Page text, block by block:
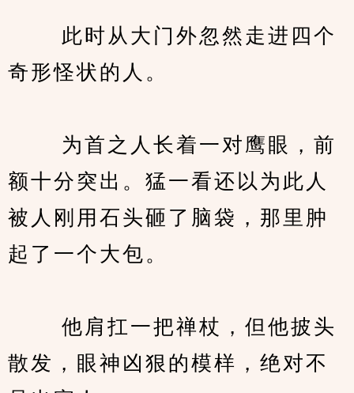
此时从大门外忽然走进四个
奇形怪状的人。
为首之人长着一对鹰眼，前
额十分突出。猛一看还以为此人
被人刚用石头砸了脑袋，那里肿
起了一个大包。
他肩扛一把禅杖，但他披头
散发，眼神凶狠的模样，绝对不